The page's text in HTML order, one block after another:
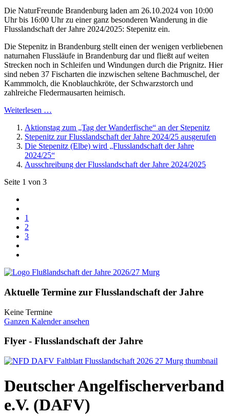
Die NaturFreunde Brandenburg laden am 26.10.2024 von 10:00
Uhr bis 16:00 Uhr zu einer ganz besonderen Wanderung in die
Flusslandschaft der Jahre 2024/2025: Stepenitz ein.
Die Stepenitz in Brandenburg stellt einen der wenigen verbliebenen
naturnahen Flussläufe in Brandenburg dar und fließt auf weiten
Strecken noch in Schleifen und Windungen durch die Prignitz. Hier
sind neben 37 Fischarten die inzwischen seltene Bachmuschel, der
Kammmolch, die Knoblauchkröte, der Schwarzstorch und
zahlreiche Fledermausarten heimisch.
Weiterlesen …
Aktionstag zum „Tag der Wanderfische“ an der Stepenitz
Stepenitz zur Flusslandschaft der Jahre 2024/25 ausgerufen
Die Stepenitz (Elbe) wird „Flusslandschaft der Jahre
2024/25“
Ausschreibung der Flusslandschaft der Jahre 2024/2025
Seite 1 von 3
1
2
3
Aktuelle Termine zur Flusslandschaft der Jahre
Keine Termine
Ganzen Kalender ansehen
Flyer - Flusslandschaft der Jahre
Deutscher Angelfischerverband
e.V. (DAFV)